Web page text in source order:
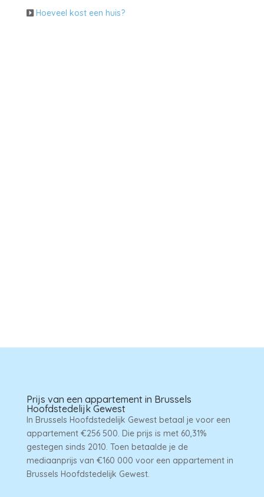
Hoeveel kost een huis?
Prijs van een appartement in Brussels
Hoofdstedelijk Gewest
In Brussels Hoofdstedelijk Gewest betaal je voor een
appartement €256 500. Die prijs is met 60,31%
gestegen sinds 2010. Toen betaalde je de
mediaanprijs van €160 000 voor een appartement in
Brussels Hoofdstedelijk Gewest.